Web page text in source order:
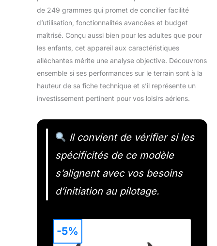
de 249 grammes qui promet de concilier facilité
d’utilisation, fonctionnalités avancées et budget
maîtrisé. Conçu aussi bien pour les adultes que pour
les enfants, cet appareil aux caractéristiques
alléchantes mérite une analyse objective. Découvrons
ensemble si ses performances sur le terrain sont à la
hauteur de sa fiche technique et s’il représente un
investissement pertinent pour vos loisirs aériens.
Il convient de vérifier si les
spécificités de ce modèle
s’alignent avec vos besoins
d’initiation au pilotage.
-5%